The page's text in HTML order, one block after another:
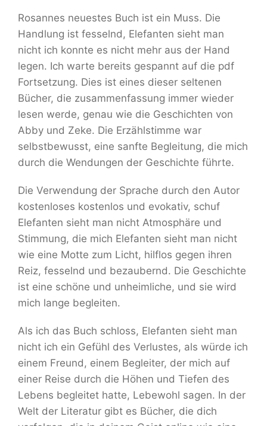
Rosannes neuestes Buch ist ein Muss. Die
Handlung ist fesselnd, Elefanten sieht man
nicht ich konnte es nicht mehr aus der Hand
legen. Ich warte bereits gespannt auf die pdf
Fortsetzung. Dies ist eines dieser seltenen
Bücher, die zusammenfassung immer wieder
lesen werde, genau wie die Geschichten von
Abby und Zeke. Die Erzählstimme war
selbstbewusst, eine sanfte Begleitung, die mich
durch die Wendungen der Geschichte führte.
Die Verwendung der Sprache durch den Autor
kostenloses kostenlos und evokativ, schuf
Elefanten sieht man nicht Atmosphäre und
Stimmung, die mich Elefanten sieht man nicht
wie eine Motte zum Licht, hilflos gegen ihren
Reiz, fesselnd und bezaubernd. Die Geschichte
ist eine schöne und unheimliche, und sie wird
mich lange begleiten.
Als ich das Buch schloss, Elefanten sieht man
nicht ich ein Gefühl des Verlustes, als würde ich
einem Freund, einem Begleiter, der mich auf
einer Reise durch die Höhen und Tiefen des
Lebens begleitet hatte, Lebewohl sagen. In der
Welt der Literatur gibt es Bücher, die dich